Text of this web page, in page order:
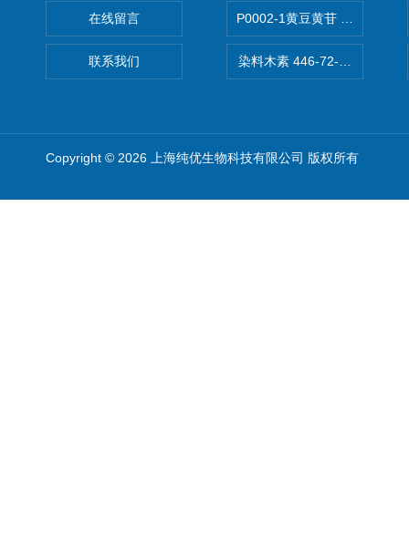
在线留言
联系我们
P0002-1黄豆黄苷 40246-10-
染料木素 446-72-0
Copyright © 2026 上海纯优生物科技有限公司 版权所有